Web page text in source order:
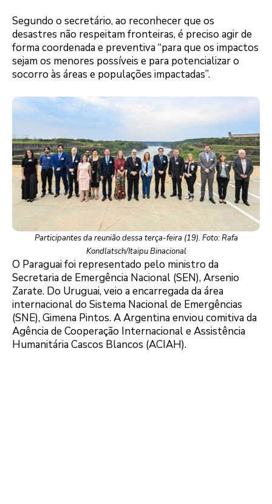
Segundo o secretário, ao reconhecer que os
desastres não respeitam fronteiras, é preciso agir de
forma coordenada e preventiva “para que os impactos
sejam os menores possíveis e para potencializar o
socorro às áreas e populações impactadas”.
Participantes da reunião dessa terça-feira (19). Foto: Rafa
Kondlatsch/Itaipu Binacional
O Paraguai foi representado pelo ministro da
Secretaria de Emergência Nacional (SEN), Arsenio
Zarate. Do Uruguai, veio a encarregada da área
internacional do Sistema Nacional de Emergências
(SNE), Gimena Pintos. A Argentina enviou comitiva da
Agência de Cooperação Internacional e Assistência
Humanitária Cascos Blancos (ACIAH).